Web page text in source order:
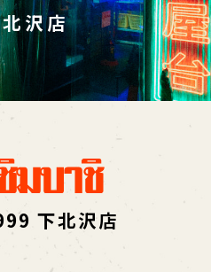
沢店
下北沢店